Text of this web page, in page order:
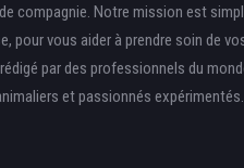
compagnie. Notre mission est
pour vous aider à prendre soin de
par des professionnels du
et passionnés expérimentés..